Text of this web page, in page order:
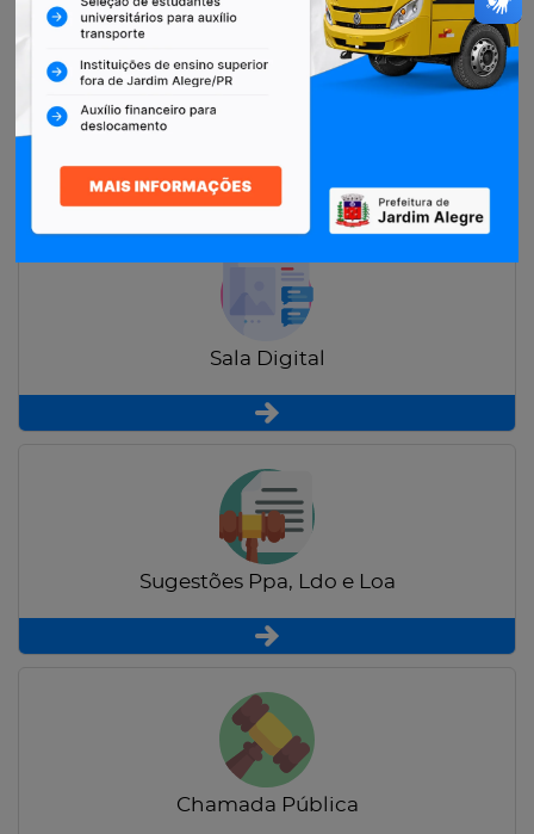
Restituição de Contribuintes
Sala Digital
Sugestões Ppa, Ldo e Loa
Chamada Pública